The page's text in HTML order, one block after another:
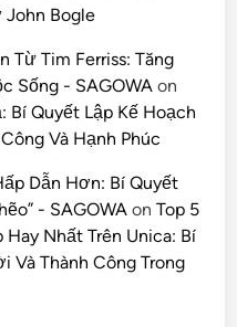
Bogle
Từ Tim Ferriss: Tăng
Sống - SAGOWA on
Bí Quyết Lập Kế Hoạch
Và Hạnh Phúc
Dẫn Hơn: Bí Quyết
- SAGOWA onTop 5
Hay Nhất Trên Unica: Bí
Và Thành Công Trong